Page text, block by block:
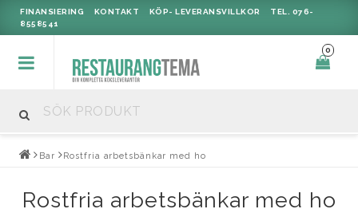
FINANSIERING KONTAKT KÖP- LEVERANSVILLKOR
TEL. 076-
8558541
0
Bar Rostfria arbetsbänkar med ho
Rostfria arbetsbänkar med ho